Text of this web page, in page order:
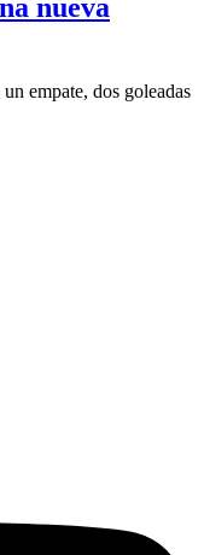
nueva
empate, dos goleadas